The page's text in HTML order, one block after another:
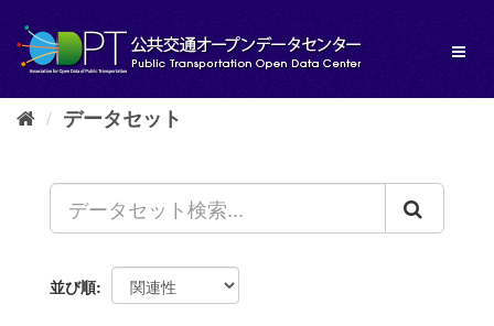
し
データセット
並び順